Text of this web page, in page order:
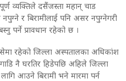
व्यक्तिले दसैंजस्ता महान् चाड
र बिरामीलाई पनि असर नपुग्नेगरी
पर्ने प्रावधान रहेको छ ।
रहेको जिल्ला अस्पतालका अधिकांश
नै घरतिर हिडेपछि अहिले जिल्ला
आउने बिरामी भने मारमा पर्न